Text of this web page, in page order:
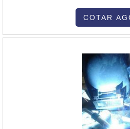
objetiva garantir tudo que há de
qualidade final para cada
SEGMENTOSomente na E-Burner
combustão industrial. Os clientes
de gás e gerenciador de
precisão.Com o objetivo de trazer a
a empresa entende que seu
confiança de cada um. Tudo
investimento em equipamentos
de aço carbono com tratamento
COTAR